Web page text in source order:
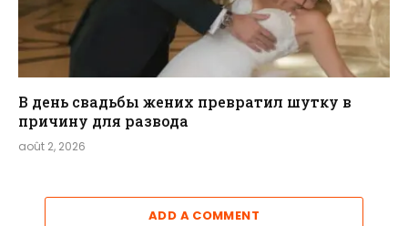
В день свадьбы жених превратил шутку в
причину для развода
août 2, 2026
ADD A COMMENT